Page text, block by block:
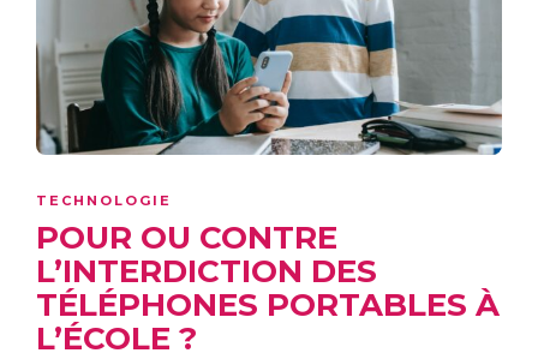
TECHNOLOGIE
POUR OU CONTRE
L’INTERDICTION DES
TÉLÉPHONES PORTABLES À
L’ÉCOLE ?